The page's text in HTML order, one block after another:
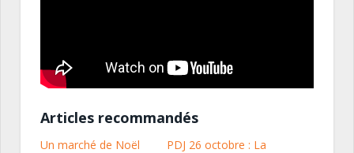
Articles recommandés
Un marché de Noël
PDJ 26 octobre : La